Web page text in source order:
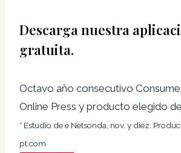
Descarga nuestra
gratuita.
Octavo año consecutivo
Online Press y producto elegido
* Estudio de e Netsonda, nov. y diez.
pt.com